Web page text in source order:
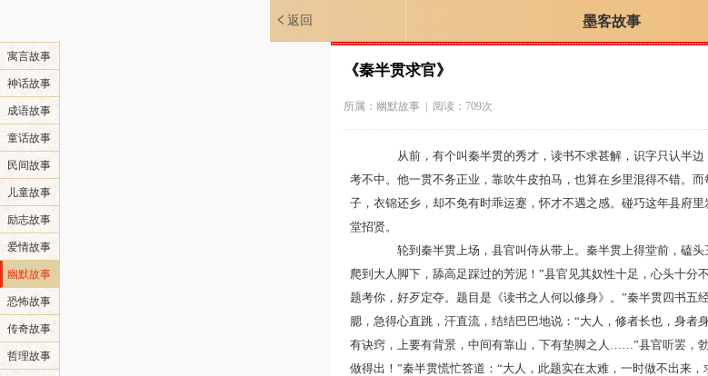
返回 墨客故事
寓言故事
神话故事
成语故事
童话故事
民间故事
儿童故事
励志故事
爱情故事
幽默故事
恐怖故事
传奇故事
哲理故事
《秦半贯求官》
所属： 幽默故事| 阅读：709次
从前，有个叫秦半贯的秀才，读书不求甚解，识字只认半边
考不中。他一贯不务正业，靠吹牛皮拍马，也算在乡里混得不错。
子，衣锦还乡，却不免有时乖运蹇，怀才不遇之感。碰巧这年县府
堂招贤。
轮到秦半贯上场，县官叫侍从带上。秦半贯上得堂前，磕头
爬到大人脚下，舔高足踩过的芳泥！”县官见其奴性十足，心头十分
题考你，好歹定夺。题目是《读书之人何以修身》。”秦半贯四书五
腮，急得心直跳，汗直流，结结巴巴地说：“大人，修者长也，身者
有诀窍，上要有背景，中间有靠山，下有垫脚之人……”县官听罢，
做得出！”秦半贯慌忙答道：“大人，此题实在太难，一时做不出来